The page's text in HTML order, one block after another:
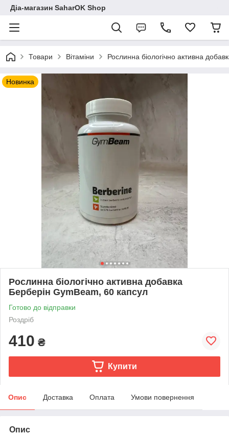
Діа-магазин SaharOK Shop
Товари Вітаміни Рослинна біологічно активна
Новинка
Рослинна біологічно активна добавка
Берберін GymBeam, 60 капсул
Готово до відправки
Роздріб
410 ₴
Купити
Опис Доставка Оплата Умови повернення
Опис